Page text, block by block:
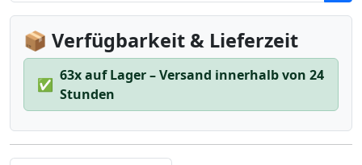
📦 Verfügbarkeit & Lieferzeit
✅
63x auf Lager – Versand innerhalb von 24
Stunden